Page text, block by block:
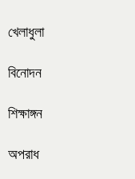
খেলাধুলা
বিনোদন
শিক্ষাঙ্গন
অপরাধ